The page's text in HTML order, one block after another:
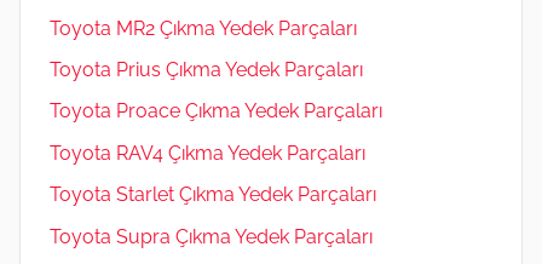
Toyota MR2 Çıkma Yedek Parçaları
Toyota Prius Çıkma Yedek Parçaları
Toyota Proace Çıkma Yedek Parçaları
Toyota RAV4 Çıkma Yedek Parçaları
Toyota Starlet Çıkma Yedek Parçaları
Toyota Supra Çıkma Yedek Parçaları